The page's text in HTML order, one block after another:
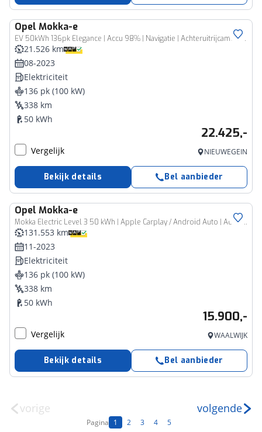
Opel Mokka-e
EV 50kWh 136pk Elegance | Accu 98% | Navigatie | Achteruitrijcamera | Climate Control
21.526 km
08-2023
Elektriciteit
136 pk (100 kW)
338 km
50 kWh
22.425,-
Vergelijk NIEUWEGEIN
Bekijk details Bel aanbieder
Opel Mokka-e
Mokka Electric Level 3 50 kWh | Apple Carplay / Android Auto | Achteruitrijcamera | Parkeersensoren | Lichtmetalen Velgen |
131.553 km
11-2023
Elektriciteit
136 pk (100 kW)
338 km
50 kWh
15.900,-
Vergelijk WAALWIJK
Bekijk details Bel aanbieder
vorige
Pagina 1 2 3 4 5
volgende